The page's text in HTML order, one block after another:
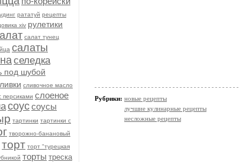
рататуй рецепты
xiv рулетики
салат тунец
салаты
селедка
под шубой
сливочное масло
персиками слоеное
соуссоусы
тартинки тартинки с
творожно-банановый
торт торт "турецкая
торты треска
Рубрики: новые рецепты
лучшие кулинарные рецепты
несложные рецепты